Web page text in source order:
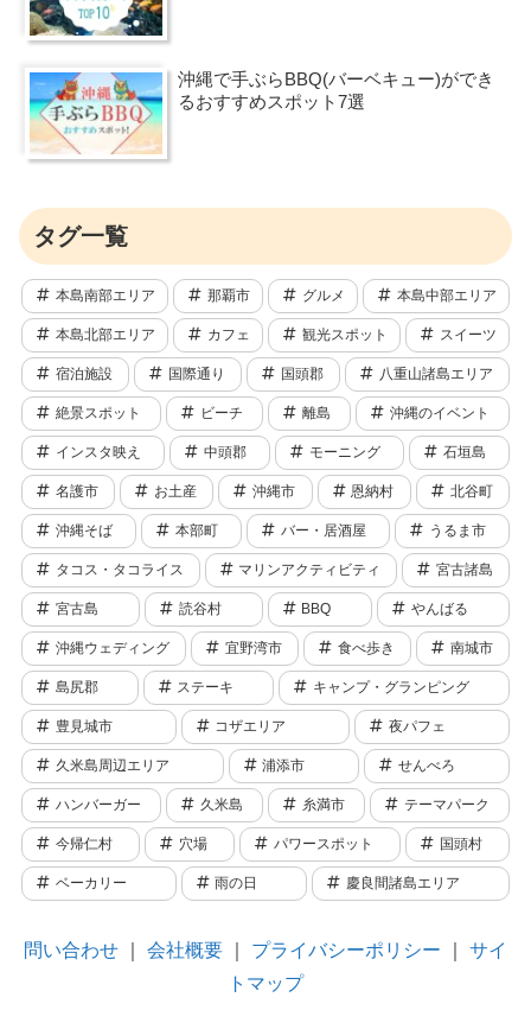
沖縄で手ぶらBBQ(バーベキュー)ができ
るおすすめスポット7選
タグ一覧
本島南部エリア 那覇市 グルメ 本島中部エリア
本島北部エリア カフェ 観光スポット スイーツ
宿泊施設 国際通り 国頭郡 八重山諸島エリア
絶景スポット ビーチ 離島 沖縄のイベント
インスタ映え 中頭郡 モーニング 石垣島
名護市 お土産 沖縄市 恩納村 北谷町
沖縄そば 本部町 バー・居酒屋 うるま市
タコス・タコライス マリンアクティビティ 宮古諸島
宮古島 読谷村 BBQ やんばる
沖縄ウェディング 宜野湾市 食べ歩き 南城市
島尻郡 ステーキ キャンプ・グランピング
豊見城市 コザエリア 夜パフェ
久米島周辺エリア 浦添市 せんべろ
ハンバーガー 久米島 糸満市 テーマパーク
今帰仁村 穴場 パワースポット 国頭村
ベーカリー 雨の日 慶良間諸島エリア
問い合わせ 会社概要 プライバシーポリシー
サイ
トマップ